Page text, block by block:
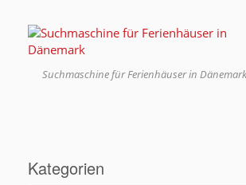
Suchmaschine für Ferienhäuser in
Kategorien